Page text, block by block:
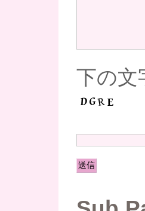
下の文